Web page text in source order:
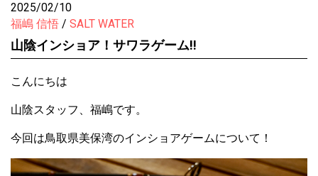
2025/02/10
福嶋 信悟
SALT WATER
山陰インショア！サワラゲーム!!
こんにちは
山陰スタッフ、福嶋です。
今回は鳥取県美保湾のインショアゲームについて！